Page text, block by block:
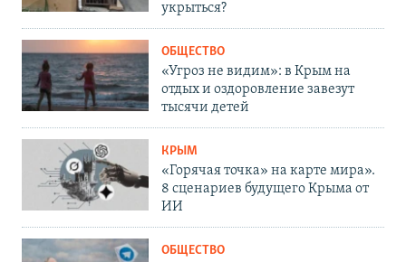
укрыться?
ОБЩЕСТВО
«Угроз не видим»: в Крым на
отдых и оздоровление завезут
тысячи детей
КРЫМ
«Горячая точка» на карте мира».
8 сценариев будущего Крыма от
ИИ
ОБЩЕСТВО